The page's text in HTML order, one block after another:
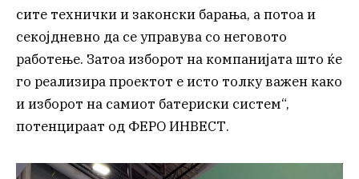
сите технички и законски барања, а потоа и
секојдневно да се управува со неговото
работење. Затоа изборот на компанијата што ќе
го реализира проектот е исто толку важен како
и изборот на самиот батериски систем“,
потенцираат од ФЕРО ИНВЕСТ.